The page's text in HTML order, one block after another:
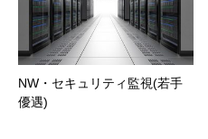
NW・セキュリティ監視(若手
優遇)